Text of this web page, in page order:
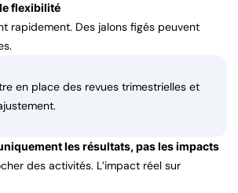
flexibilité
rapidement. Des jalons figés peuvent
en place des revues trimestrielles et
les résultats, pas les impacts
des activités. L’impact réel sur